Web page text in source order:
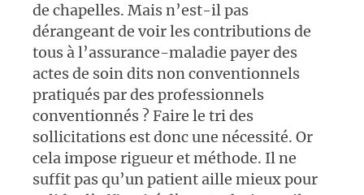
de chapelles. Mais n’est-il pas
dérangeant de voir les contributions de
tous à l’assurance-maladie payer des
actes de soin dits non conventionnels
pratiqués par des professionnels
conventionnés ? Faire le tri des
sollicitations est donc une nécessité. Or
cela impose rigueur et méthode. Il ne
suffit pas qu’un patient aille mieux pour